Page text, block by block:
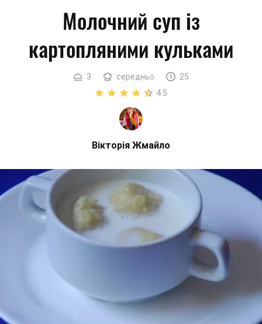
Молочний суп із
картопляними кульками
3 середньо
25
4.5
Вікторія Жмайло